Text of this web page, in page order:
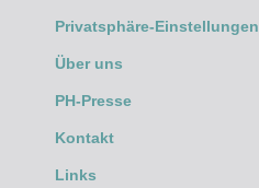
Privatsphäre-Einstellungen
Über uns
PH-Presse
Kontakt
Links